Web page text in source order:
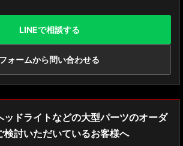
RAV4
ランドクルーザー プラド
ラクロス
ヤリス
LINEで相談する
フォームから問い合わせる
ッドライトなどの大型パーツのオーダ
検討いただいているお客様へ